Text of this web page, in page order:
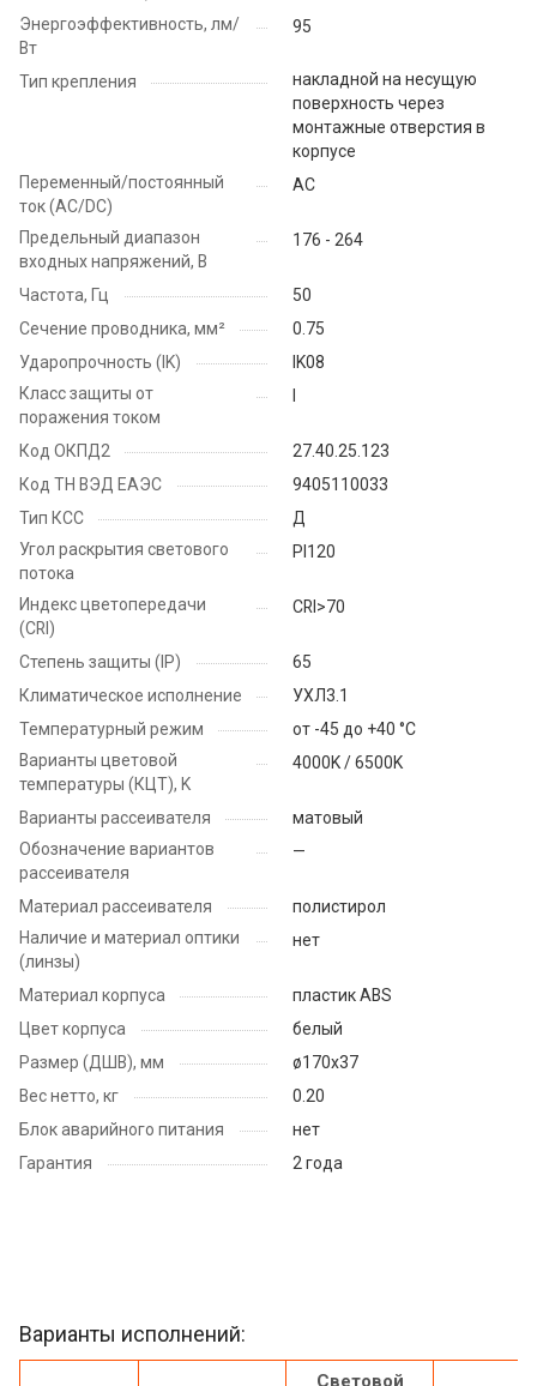
Энергоэффективность, лм/
Вт
95
Тип крепления
накладной на несущую
поверхность через
монтажные отверстия в
корпусе
Переменный/постоянный
ток (AC/DC)
AC
Предельный диапазон
входных напряжений, В
176 - 264
Частота, Гц
50
Сечение проводника, мм²
0.75
Ударопрочность (IK)
IK08
Класс защиты от
поражения током
Код ОКПД2
27.40.25.123
Код ТН ВЭД ЕАЭС
9405110033
Тип КСС
Д
Угол раскрытия светового
потока
PI120
Индекс цветопередачи
(CRI)
CRI>70
Степень защиты (IP)
65
Климатическое исполнение
УХЛ3.1
Температурный режим
от -45 до +40 °C
Варианты цветовой
температуры (КЦТ), K
4000K / 6500K
Варианты рассеивателя
матовый
Обозначение вариантов
рассеивателя
—
Материал рассеивателя
полистирол
Наличие и материал оптики
(линзы)
нет
Материал корпуса
пластик ABS
Цвет корпуса
белый
Размер (ДШВ), мм
ø170х37
Вес нетто, кг
0.20
Блок аварийного питания
нет
Гарантия
2 года
Варианты исполнений:
Световой